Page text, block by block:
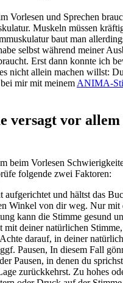
Vorlesen und Sprechen
Muskeln müssen
baut man
selbst während meiner
Erst dann konnte ich
nicht allein machen willst:
mir mit meinem ANIMA-
versagt vor allem
beim Vorlesen
folgende zwei Faktoren:
aufgerichtet und hältst das
Winkel von dir weg. Nur mit
kann die Stimme gesund
mit deiner natürlichen
darauf, in deiner
Pausen, In diesem Fall
Pausen, in denen du
zurückkehrst. Zu hohes